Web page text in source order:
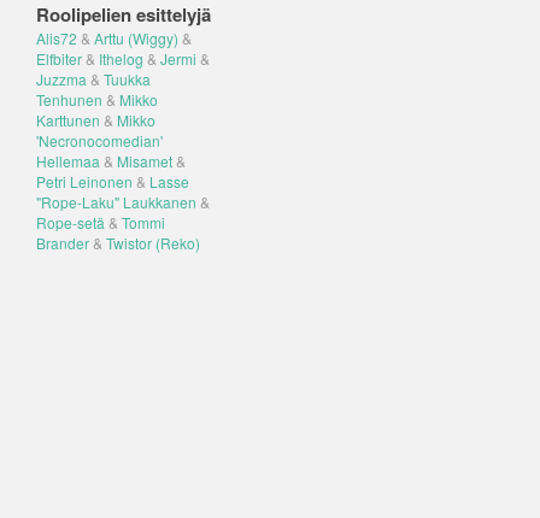
Roolipelien esittelyjä
Alis72 & Arttu (Wiggy) &
Elfbiter& Ithelog & Jermi &
Juzzma & Tuukka
Tenhunen & Mikko
Karttunen & Mikko
'Necronocomedian'
Hellemaa & Misamet&
Petri Leinonen & Lasse
"Rope-Laku" Laukkanen &
Rope-setä & Tommi
Brander& Twistor (Reko)